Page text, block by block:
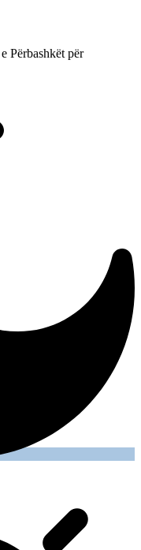
Përbashkët për